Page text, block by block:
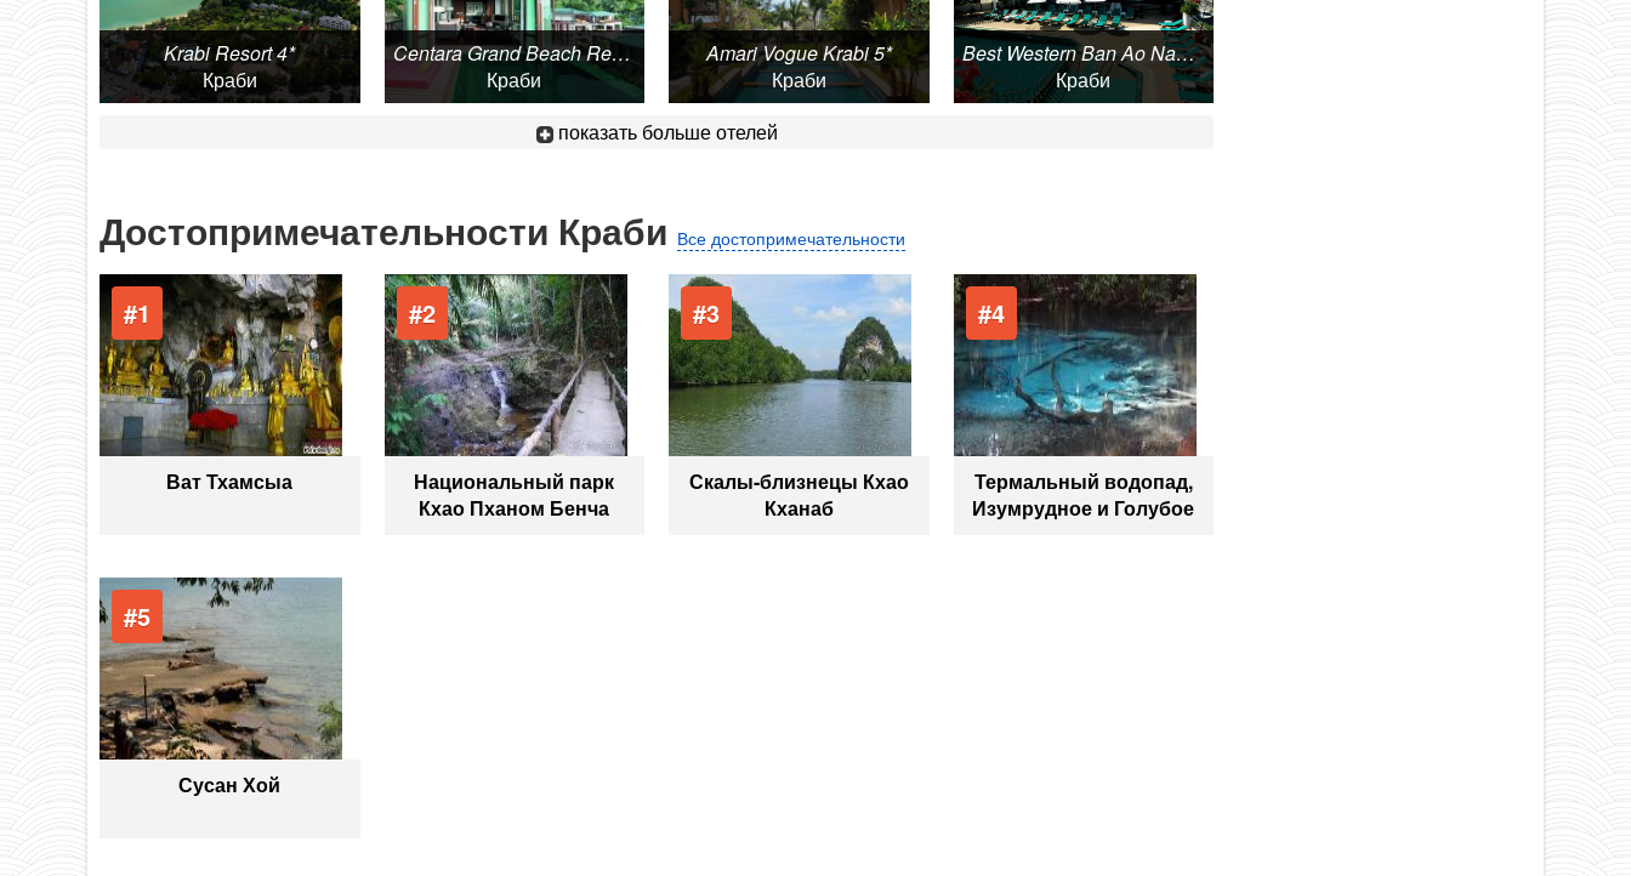
Krabi Resort 4*
Краби
Centara Grand Beach Resort & Villas Krabi 5*
Краби
Amari Vogue Krabi 5*
Краби
Best Western Ban Ao Nang Resort 3*
Краби
показать больше отелей
Достопримечательности Краби Все достопримечательности
#1
Ват Тхамсыа
#2
Национальный парк
Кхао Пханом Бенча
#3
Скалы-близнецы Кхао
Кханаб
#4
Термальный водопад,
Изумрудное и Голубое
#5
Сусан Хой